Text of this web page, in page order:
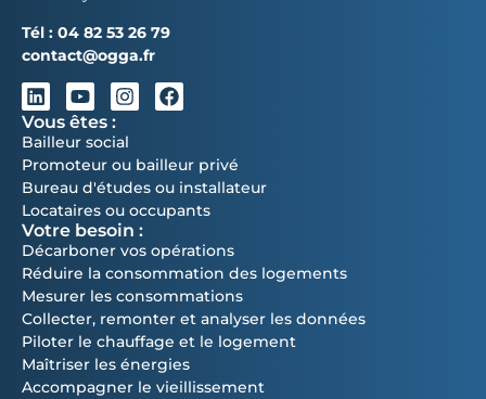
Tél : 04 82 53 26 79
contact@ogga.fr
Vous êtes :
Bailleur social
Promoteur ou bailleur privé
Bureau d'études ou installateur
Locataires ou occupants
Votre besoin :
Décarboner vos opérations
Réduire la consommation des logements
Mesurer les consommations
Collecter, remonter et analyser les données
Piloter le chauffage et le logement
Maîtriser les énergies
Accompagner le vieillissement